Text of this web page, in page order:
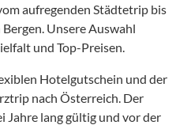
aufregenden Städtetrip bis
Unsere Auswahl
und Top-Preisen.
Hotelgutschein und der
nach Österreich. Der
Jahre lang gültig und vor der